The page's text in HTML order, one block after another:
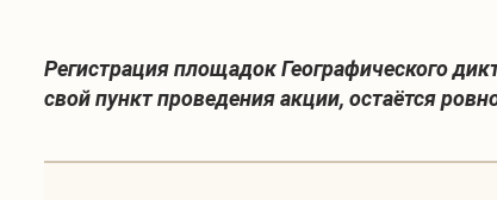
Регистрация площадок Географического
свой пункт проведения акции, остаётся